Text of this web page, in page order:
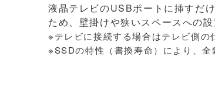
液晶テレビのUSBポートに挿すだ
ため、壁掛けや狭いスペースへの設
※テレビに接続する場合はテレビ側の
※SSDの特性（書換寿命）により、全